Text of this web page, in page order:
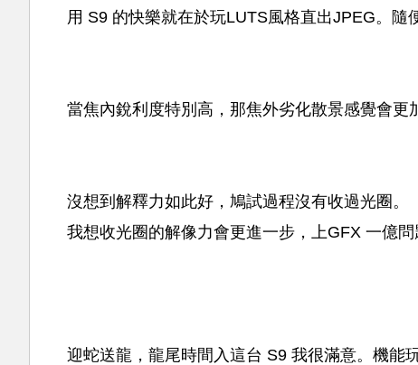
用 S9 的快樂就在於玩LUTS風格直出JPEG。隨
當焦內銳利度特別高，那焦外劣化散景感覺會更
沒想到解釋力如此好，鳩試過程沒有收過光圈。
我想收光圈的解像力會更進一步，上GFX 一億問
迎蛇送龍，龍尾時間入這台 S9 我很滿意。機能